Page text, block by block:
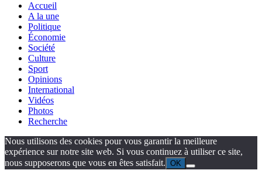
Accueil
A la une
Politique
Économie
Société
Culture
Sport
Opinions
International
Vidéos
Photos
Recherche
Nous utilisons des cookies pour vous garantir la meilleure
expérience sur notre site web. Si vous continuez à utiliser ce site,
nous supposerons que vous en êtes satisfait. OK